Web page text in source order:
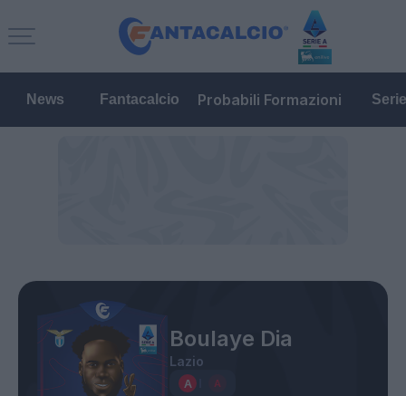
News Fantacalcio Probabili Formazioni
Boulaye Dia
Lazio